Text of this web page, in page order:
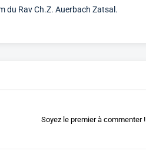
du Rav Ch.Z. Auerbach Zatsal.
Soyez le premier à commenter !